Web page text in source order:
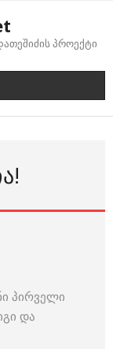
პროექტი
პირველი
და